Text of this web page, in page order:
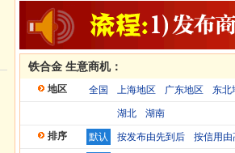
铁合金 生意商机：
地区 全国 上海地区 广东地区 东北
湖北
湖南
排序
默认 按发布由先到后
按信用由